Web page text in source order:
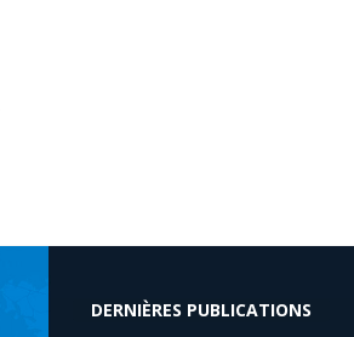
DERNIÈRES PUBLICATIONS